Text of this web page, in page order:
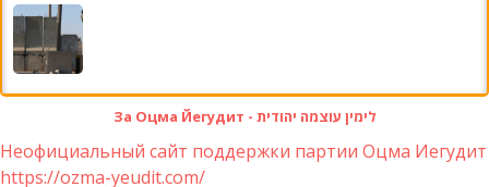
За Оцма Йегудит - לימין עוצמה יהודית
Неофициальный сайт поддержки партии Оцма Иегудит
https://ozma-yeudit.com/